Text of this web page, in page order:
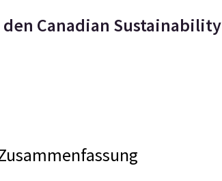
Canadian Sustainability